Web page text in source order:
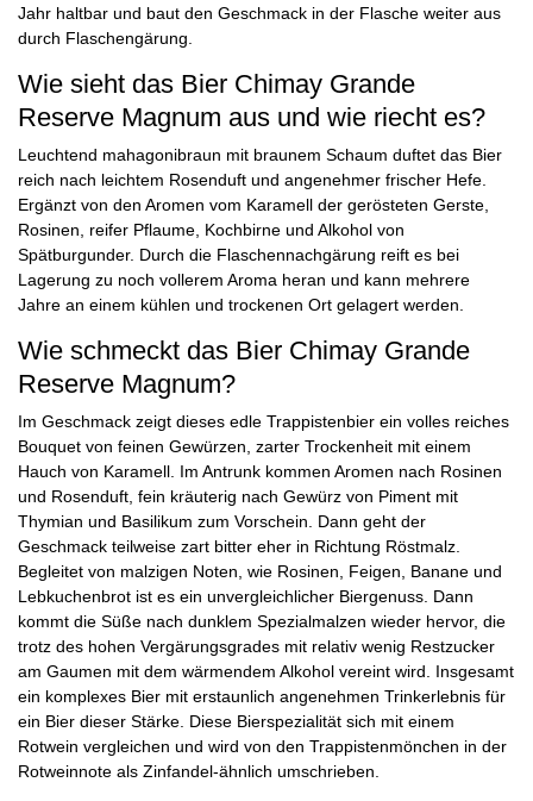
Jahr haltbar und baut den Geschmack in der Flasche weiter aus
durch Flaschengärung.
Wie sieht das Bier Chimay Grande
Reserve Magnum aus und wie riecht es?
Leuchtend mahagonibraun mit braunem Schaum duftet das Bier
reich nach leichtem Rosenduft und angenehmer frischer Hefe.
Ergänzt von den Aromen vom Karamell der gerösteten Gerste,
Rosinen, reifer Pflaume, Kochbirne und Alkohol von
Spätburgunder. Durch die Flaschennachgärung reift es bei
Lagerung zu noch vollerem Aroma heran und kann mehrere
Jahre an einem kühlen und trockenen Ort gelagert werden.
Wie schmeckt das Bier Chimay Grande
Reserve Magnum?
Im Geschmack zeigt dieses edle Trappistenbier ein volles reiches
Bouquet von feinen Gewürzen, zarter Trockenheit mit einem
Hauch von Karamell. Im Antrunk kommen Aromen nach Rosinen
und Rosenduft, fein kräuterig nach Gewürz von Piment mit
Thymian und Basilikum zum Vorschein. Dann geht der
Geschmack teilweise zart bitter eher in Richtung Röstmalz.
Begleitet von malzigen Noten, wie Rosinen, Feigen, Banane und
Lebkuchenbrot ist es ein unvergleichlicher Biergenuss. Dann
kommt die Süße nach dunklem Spezialmalzen wieder hervor, die
trotz des hohen Vergärungsgrades mit relativ wenig Restzucker
am Gaumen mit dem wärmendem Alkohol vereint wird. Insgesamt
ein komplexes Bier mit erstaunlich angenehmen Trinkerlebnis für
ein Bier dieser Stärke. Diese Bierspezialität sich mit einem
Rotwein vergleichen und wird von den Trappistenmönchen in der
Rotweinnote als Zinfandel-ähnlich umschrieben.